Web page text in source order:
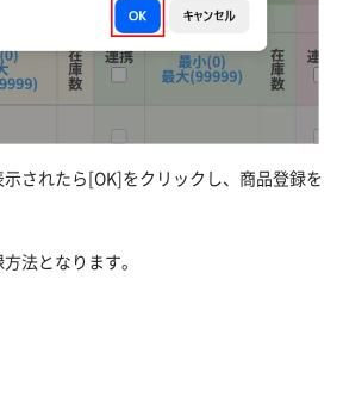
示されたら[OK]をクリックし、商品登録を
法となります。